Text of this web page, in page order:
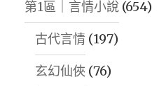
第1區｜言情小說 (654)
古代言情 (197)
玄幻仙俠 (76)